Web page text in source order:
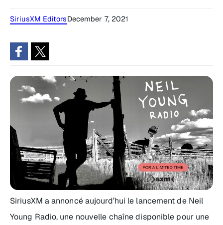
SiriusXM EditorsDecember 7, 2021
SiriusXM a annoncé aujourd’hui le lancement de Neil
Young Radio, une nouvelle chaîne disponible pour une